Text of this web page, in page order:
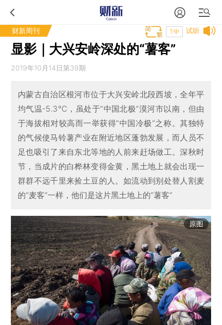
财新周刊 试听
T中
显影｜大兴安岭深处的“薯客”
2019年10月14日第39期
内蒙古自治区根河市位于大兴安岭北段西坡，全年平
均气温-5.3℃，虽处于“中国北极”漠河市以南，但由
于海拔相对较高而一举获得“中国冷极”之称。其独特
的气候使马铃薯产业在附近地区蓬勃发展，而人员不
足也吸引了来自东北等地的人前来赶场做工。深秋时
节，当成片的白桦林变得金黄，黑土地上就会出现一
群群不远千里来捡土豆的人。如流动到别处替人割麦
的“麦客”一样，他们是这片黑土地上的“薯客”
原图